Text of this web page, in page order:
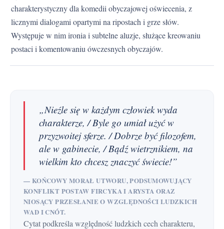
charakterystyczny dla komedii obyczajowej oświecenia, z
licznymi dialogami opartymi na ripostach i grze słów.
Występuje w nim ironia i subtelne aluzje, służące kreowaniu
postaci i komentowaniu ówczesnych obyczajów.
„Nieźle się w każdym człowiek wyda
charakterze, / Byle go umiał użyć w
przyzwoitej sferze. / Dobrze być filozofem,
ale w gabinecie, / Bądź wietrznikiem, na
wielkim kto chcesz znaczyć świecie!”
— KOŃCOWY MORAŁ UTWORU, PODSUMOWUJĄCY
KONFLIKT POSTAW FIRCYKA I ARYSTA ORAZ
NIOSĄCY PRZESŁANIE O WZGLĘDNOŚCI LUDZKICH
WAD I CNÓT.
Cytat podkreśla względność ludzkich cech charakteru,